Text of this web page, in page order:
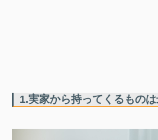
1.実家から持ってくるもの